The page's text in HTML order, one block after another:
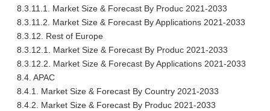
8.3.11.1. Market Size & Forecast By Produc 2021-2033
8.3.11.2. Market Size & Forecast By Applications 2021-2033
8.3.12. Rest of Europe
8.3.12.1. Market Size & Forecast By Produc 2021-2033
8.3.12.2. Market Size & Forecast By Applications 2021-2033
8.4. APAC
8.4.1. Market Size & Forecast By Country 2021-2033
8.4.2. Market Size & Forecast By Produc 2021-2033